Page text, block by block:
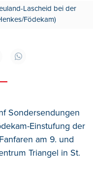
Lascheid bei der
Födekam)
Sondersendungen
Einstufung der
am 9. und
Triangel in St.